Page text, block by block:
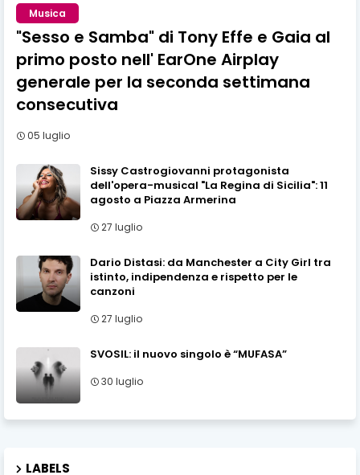
Musica
"Sesso e Samba" di Tony Effe e Gaia al
primo posto nell' EarOne Airplay
generale per la seconda settimana
consecutiva
05 luglio
Sissy Castrogiovanni protagonista
dell'opera-musical "La Regina di Sicilia": 11
agosto a Piazza Armerina
27 luglio
Dario Distasi: da Manchester a City Girl tra
istinto, indipendenza e rispetto per le
canzoni
27 luglio
SVOSIL: il nuovo singolo è “MUFASA”
30 luglio
LABELS